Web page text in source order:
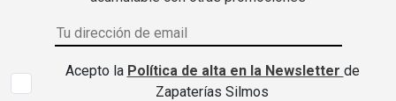
Acepto la Política de alta en la Newsletter de
Zapaterías Silmos